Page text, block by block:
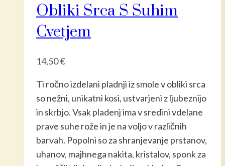
Obliki Srca S Suhim
Cvetjem
14,50€
Ti ročno izdelani pladnji iz smole v obliki srca
so nežni, unikatni kosi, ustvarjeni z ljubeznijo
in skrbjo. Vsak pladenj ima v sredini vdelane
prave suhe rože in je na voljo v različnih
barvah. Popolni so za shranjevanje prstanov,
uhanov, majhnega nakita, kristalov, sponk za